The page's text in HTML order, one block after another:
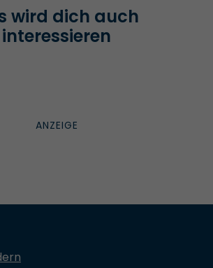
wird dich auch
interessieren